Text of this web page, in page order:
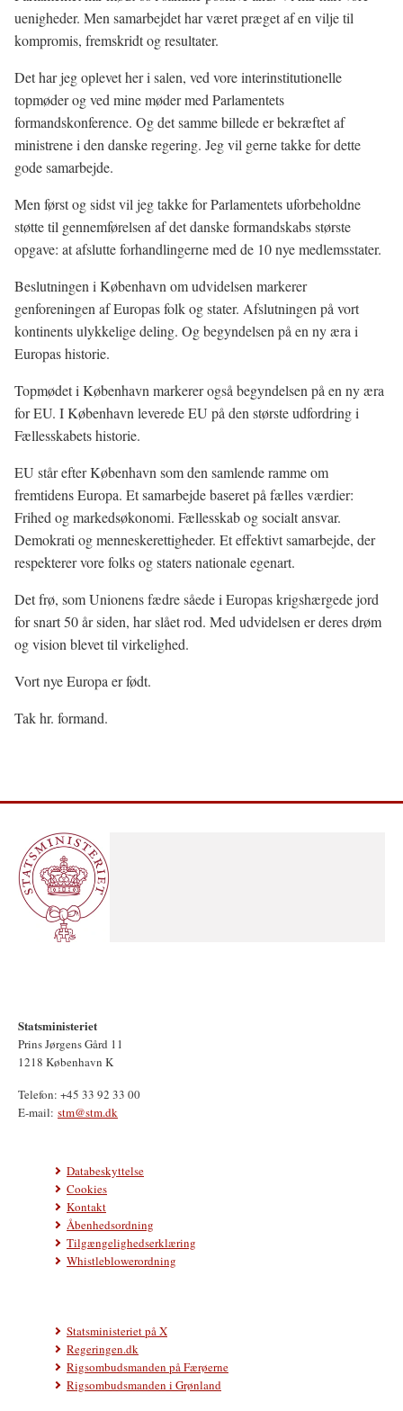
uenigheder. Men samarbejdet har været præget af en vilje til
kompromis, fremskridt og resultater.
Det har jeg oplevet her i salen, ved vore interinstitutionelle
topmøder og ved mine møder med Parlamentets
formandskonference. Og det samme billede er bekræftet af
ministrene i den danske regering. Jeg vil gerne takke for dette
gode samarbejde.
Men først og sidst vil jeg takke for Parlamentets uforbeholdne
støtte til gennemførelsen af det danske formandskabs største
opgave: at afslutte forhandlingerne med de 10 nye medlemsstater.
Beslutningen i København om udvidelsen markerer
genforeningen af Europas folk og stater. Afslutningen på vort
kontinents ulykkelige deling. Og begyndelsen på en ny æra i
Europas historie.
Topmødet i København markerer også begyndelsen på en ny æra
for EU. I København leverede EU på den største udfordring i
Fællesskabets historie.
EU står efter København som den samlende ramme om
fremtidens Europa. Et samarbejde baseret på fælles værdier:
Frihed og markedsøkonomi. Fællesskab og socialt ansvar.
Demokrati og menneskerettigheder. Et effektivt samarbejde, der
respekterer vore folks og staters nationale egenart.
Det frø, som Unionens fædre såede i Europas krigshærgede jord
for snart 50 år siden, har slået rod. Med udvidelsen er deres drøm
og vision blevet til virkelighed.
Vort nye Europa er født.
Tak hr. formand.
Statsministeriet
Prins Jørgens Gård 11
1218 København K
Telefon: +45 33 92 33 00
E-mail: stm@stm.dk
Databeskyttelse
Cookies
Kontakt
Åbenhedsordning
Tilgængelighedserklæring
Whistleblowerordning
Statsministeriet på X
Regeringen.dk
Rigsombudsmanden på Færøerne
Rigsombudsmanden i Grønland